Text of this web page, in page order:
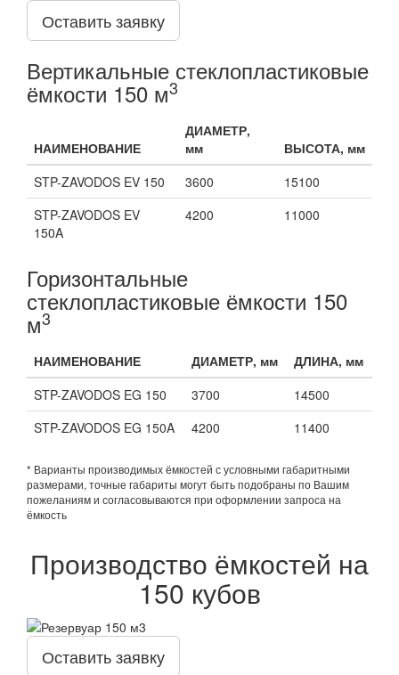
Оставить заявку
Вертикальные стеклопластиковые
ёмкости 150 м3
НАИМЕНОВАНИЕ
ДИАМЕТР,
мм
ВЫСОТА, мм
STP-ZAVODOS EV 150
3600
15100
STP-ZAVODOS EV
150A
4200 11000
Горизонтальные
стеклопластиковые ёмкости 150
м3
НАИМЕНОВАНИЕ ДИАМЕТР, мм
ДЛИНА, мм
STP-ZAVODOS EG 150
3700
14500
STP-ZAVODOS EG 150A
4200 11400
* Варианты производимых ёмкостей с условными габаритными
размерами, точные габариты могут быть подобраны по Вашим
пожеланиям и согласовываются при оформлении запроса на
ёмкость
Производство ёмкостей на
150 кубов
Оставить заявку